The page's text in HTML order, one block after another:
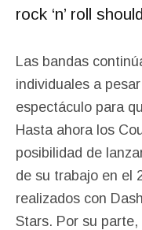
rock ‘n’ roll
Las bandas
individuales a
espectáculo para
Hasta ahora los
posibilidad de
de su trabajo en el
realizados con
Stars. Por su